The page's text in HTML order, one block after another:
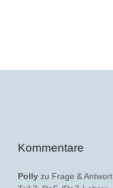
Kommentare
Polly zu Frage & Antwort,